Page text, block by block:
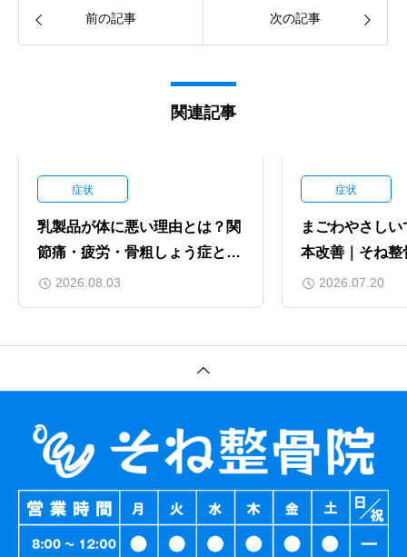
前の記事 次の記事
関連記事
症状
乳製品が体に悪い理由とは？関
節痛・疲労・骨粗しょう症との
意外な関係｜上田市そね整骨院
2026.08.03
症状
まごわやさし
本改善｜そね
パシーの視点で
2026.07.20